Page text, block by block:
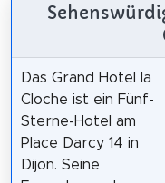
Das Grand Hotel la
Cloche ist ein Fünf-
Sterne-Hotel am
Place Darcy 14 in
Dijon. Seine